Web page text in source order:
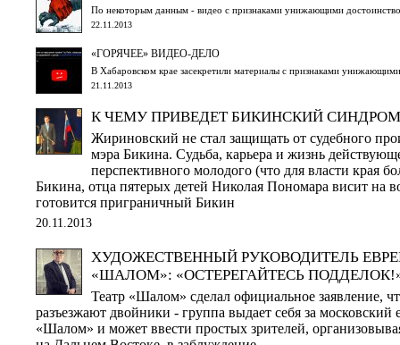
По некоторым данным - видео с признаками унижающими
22.11.2013
«ГОРЯЧЕЕ» ВИДЕО-ДЕЛО
В Хабаровском крае засекретили материалы с признаками
21.11.2013
К ЧЕМУ ПРИВЕДЕТ БИКИНСКИЙ
Жириновский не стал защищать от судебного
мэра Бикина. Судьба, карьера и жизнь
перспективного молодого (что для власти края
Бикина, отца пятерых детей Николая Пономара висит на
готовится приграничный Бикин
20.11.2013
ХУДОЖЕСТВЕННЫЙ РУКОВОДИТЕЛЬ
«ШАЛОМ»: «ОСТЕРЕГАЙТЕСЬ
Театр «Шалом» сделал официальное заявление,
разъезжают двойники - группа выдает себя за московский
«Шалом» и может ввести простых зрителей,